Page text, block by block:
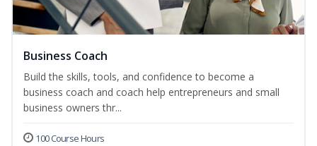
Business Coach
Build the skills, tools, and confidence to become a
business coach and coach help entrepreneurs and small
business owners thr...
100 Course Hours